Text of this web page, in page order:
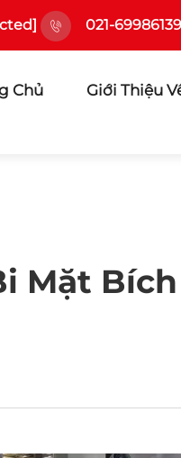
021-69986139
Chủ Giới Thiệu
Mặt